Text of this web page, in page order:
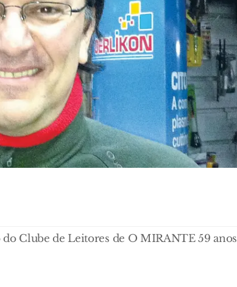
Clube de Leitores de O MIRANTE 59 anos